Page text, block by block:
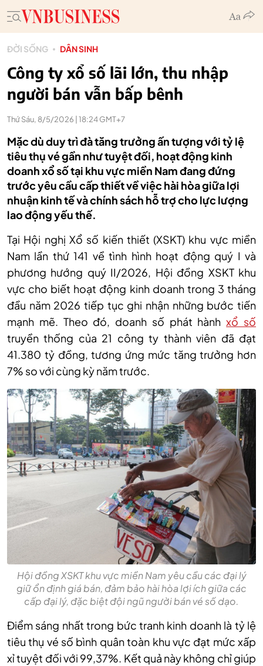
ĐỜI SỐNG DÂN SINH
Công ty xổ số lãi lớn, thu nhập
người bán vẫn bấp bênh
Thứ Sáu, 8/5/2026 | 18:24 GMT+7
Mặc dù duy trì đà tăng trưởng ấn tượng với tỷ lệ
tiêu thụ vé gần như tuyệt đối, hoạt động kinh
doanh xổ số tại khu vực miền Nam đang đứng
trước yêu cầu cấp thiết về việc hài hòa giữa lợi
nhuận kinh tế và chính sách hỗ trợ cho lực lượng
lao động yếu thế.
Tại Hội nghị Xổ số kiến thiết (XSKT) khu vực miền
Nam lần thứ 141 về tình hình hoạt động quý I và
phương hướng quý II/2026, Hội đồng XSKT khu
vực cho biết hoạt động kinh doanh trong 3 tháng
đầu năm 2026 tiếp tục ghi nhận những bước tiến
mạnh mẽ. Theo đó, doanh số phát hànhxổ số
truyền thống của 21 công ty thành viên đã đạt
41.380 tỷ đồng, tương ứng mức tăng trưởng hơn
7% so với cùng kỳ năm trước.
Hội đồng XSKT khu vực miền Nam yêu cầu các đại lý
giữ ổn định giá bán, đảm bảo hài hòa lợi ích giữa các
cấp đại lý, đặc biệt đội ngũ người bán vé số dạo.
Điểm sáng nhất trong bức tranh kinh doanh là tỷ lệ
tiêu thụ vé số bình quân toàn khu vực đạt mức xấp
xỉ tuyệt đối với 99,37%. Kết quả này không chỉ giúp